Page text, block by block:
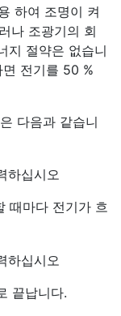
하여 조명이 켜
나 조광기의 회
지 절약은 없습니
전기를 50 %
다음과 같습니
때마다 전기가 흐
끝납니다.